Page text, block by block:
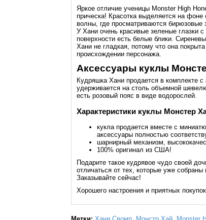
Яркое отличие ученицы Monster High
прическа! Красотка выделяется на
волны, где просматриваются бирюзовые
У Хани очень красивые зеленые глазки
поверхности есть белые блики.
Хани не гладкая, потому что она
происхождении персонажа.
Аксессуары куклы
Кудряшка Хани продается в комплекте
удерживается на столь объемной
есть розовый пояс в виде водорослей.
Характеристики куклы Монстер
кукла продается вместе с
аксессуары полностью
шарнирный механизм,
100% оригинал из США!
Подарите такое кудрявое чудо своей
отличаться от тех, которые уже
Заказывайте сейчас!
Хорошего настроения и приятных